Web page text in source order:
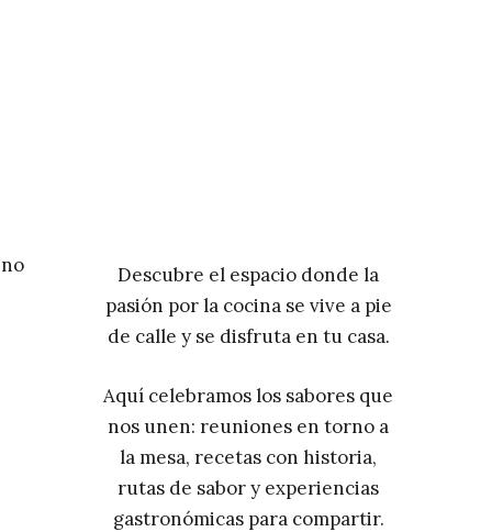
Descubre el espacio donde la
pasión por la cocina se vive a pie
de calle y se disfruta en tu casa.
Aquí celebramos los sabores que
nos unen: reuniones en torno a
la mesa, recetas con historia,
rutas de sabor y experiencias
gastronómicas para compartir.